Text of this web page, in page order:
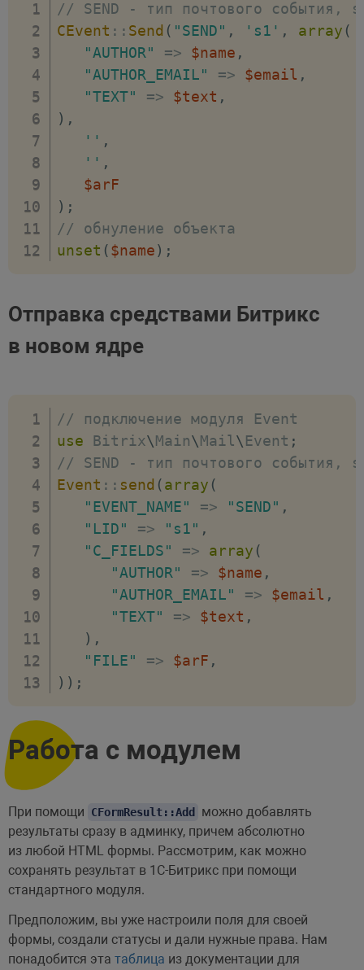
// SEND - тип почтового события,
CEvent :: Send ( "SEND" , 's1' , array (
"AUTHOR"
=> $name ,
"AUTHOR_EMAIL"
=> $email ,
"TEXT"
=> $text ,
) ,
'' ,
'' ,
$arF
) ;
// обнуление объекта
unset ($name) ;
Отправка средствами Битрикс
в новом ядре
// подключение модуля Event
use
Bitrix\Main\Mail\Event ;
// SEND - тип почтового события,
Event :: send (array (
"EVENT_NAME"
=> "SEND" ,
"LID"
=> "s1" ,
"C_FIELDS"
=> array (
"AUTHOR"
=> $name ,
"AUTHOR_EMAIL"
=> $email ,
"TEXT"
=> $text ,
) ,
"FILE"
=> $arF ,
) ) ;
Работа с модулем
При помощи CFormResult::Add
можно добавлять
результаты сразу в админку, причем абсолютно
из любой HTML формы. Рассмотрим, как можно
сохранять результат в 1С-Битрикс при помощи
стандартного модуля.
Предположим, вы уже настроили поля для своей
формы, создали статусы и дали нужные права. Нам
понадобится эта таблица из документации для